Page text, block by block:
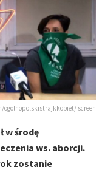
ogolnopolskistrajkkobiet/ screen
w środę
ws. aborcji.
zostanie